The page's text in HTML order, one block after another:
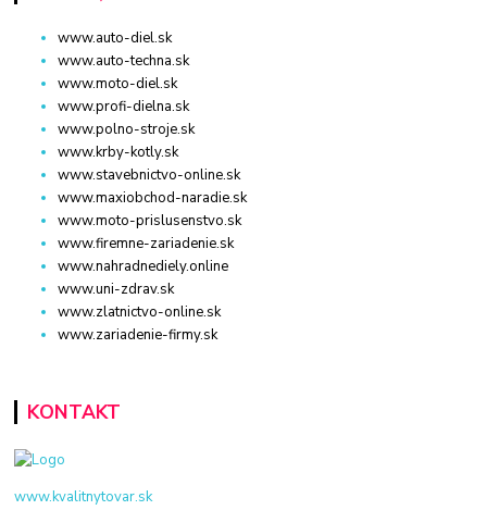
www.auto-diel.sk
www.auto-techna.sk
www.moto-diel.sk
www.profi-dielna.sk
www.polno-stroje.sk
www.krby-kotly.sk
www.stavebnictvo-online.sk
www.maxiobchod-naradie.sk
www.moto-prislusenstvo.sk
www.firemne-zariadenie.sk
www.nahradnediely.online
www.uni-zdrav.sk
www.zlatnictvo-online.sk
www.zariadenie-firmy.sk
KONTAKT
www.kvalitnytovar.sk